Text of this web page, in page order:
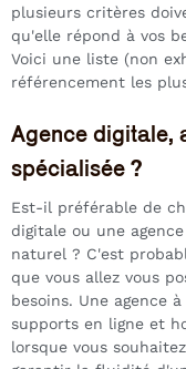
plusieurs critères
qu'elle répond à vos
Voici une liste (non
référencement les
Agence digitale,
spécialisée ?
Est-il préférable de
digitale ou une
naturel ? C'est
que vous allez vous
besoins. Une agence
supports en ligne et
lorsque vous